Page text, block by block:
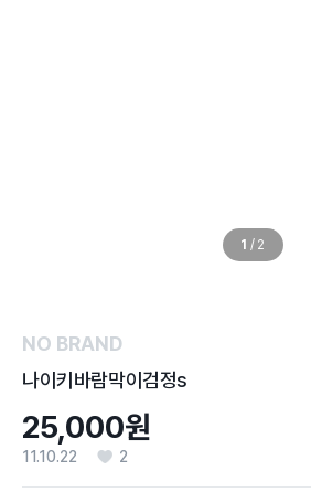
1 / 2
NO BRAND
나이키바람막이검정s
25,000원
11.10.22 2